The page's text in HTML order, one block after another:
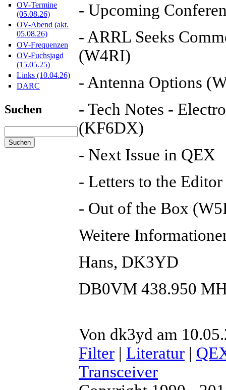
OV-Termine
(05.08.26)
OV-Abend (akt.
05.08.26)
OV-Frequenzen
OV-Fuchsjagd
(15.05.25)
Links (10.04.26)
DARC
Suchen
- Upcoming
- ARRL Seeks
(W4RI)
- Antenna Options
- Tech Notes -
(KF6DX)
- Next Issue in QEX
- Letters to the Editor
- Out of the Box
Weitere
Hans, DK3YD
DB0VM 438.950
Von dk3yd am
Filter | Literatur |
Transceiver